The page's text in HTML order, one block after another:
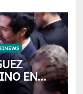
EN
LA